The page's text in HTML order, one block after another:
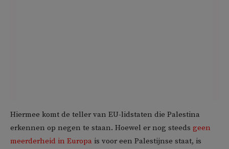
Hiermee komt de teller van EU-lidstaten die Palestina
erkennen op negen te staan. Hoewel er nog steeds geen
meerderheid in Europa is voor een Palestijnse staat, is